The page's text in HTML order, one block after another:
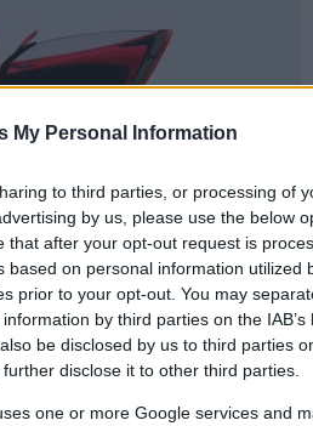
My Personal Information
to third parties, or processing of
by us, please use the below
that after your opt-out request is
based on personal information utilized
prior to your opt-out. You may
by third parties on the IAB’s
be disclosed by us to third parties
disclose it to other third parties.
one or more Google services and